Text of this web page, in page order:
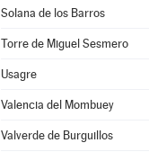
Solana de los Barros
Torre de Miguel Sesmero
Usagre
Valencia del Mombuey
Valverde de Burguillos